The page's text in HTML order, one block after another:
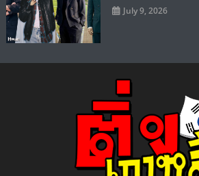
July 9, 2026